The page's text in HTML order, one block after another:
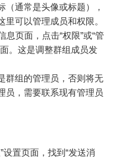
（通常是头像或标题），
可以管理成员和权限。
息页面，点击“权限”或“管
。这是调整群组成员发
群组的管理员，否则将无
员，需要联系现有管理员
”设置页面，找到“发送消